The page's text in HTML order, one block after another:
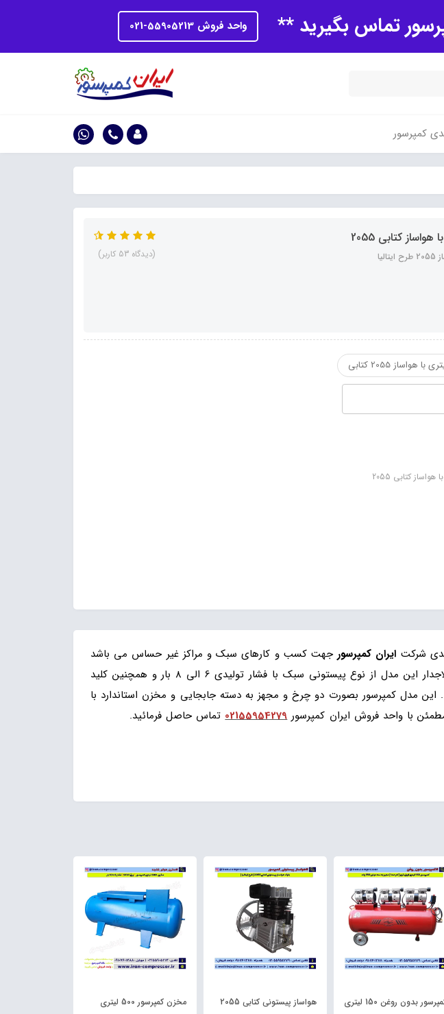
تماس بگیرید ** واحد فروش 55905213-021
کمپرسور
(دیدگاه 53 کاربر)
شرکت ایران کمپرسور جهت کسب و کارهای سبک و مراکز غیر حساس می باشد
واحدهواساز 2055 و ظرفیت باد دهی 180 لیتر در دقیقه و الکتروموتور 2 اسب بخار تکفاز کلاجدار این مدل از نوع پیستونی سبک با فشار تولیدی 6 الی 8 بار و همچنین کلید
مدل کمپرسور بصورت دو چرخ و مجهز به دسته جابجایی و مخزن استاندارد با
با واحد فروش ایران کمپرسور 02155954279 تماس حاصل فرمائید.
کمپرسور بدون روغن 150 لیتری
هواساز پیستونی کتابی 2055
مخزن کمپرسور 500 لیتری